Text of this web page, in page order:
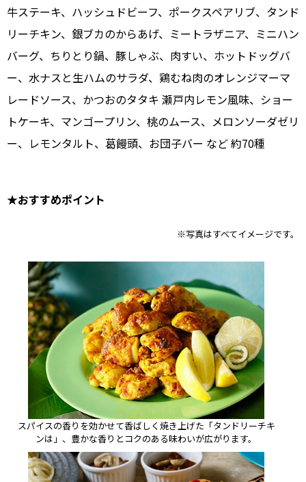
牛ステーキ、ハッシュドビーフ、ポークスペアリブ、タンド
リーチキン、銀ブカのからあげ、ミートラザニア、ミニハン
バーグ、ちりとり鍋、豚しゃぶ、肉すい、ホットドッグバ
ー、水ナスと生ハムのサラダ、鶏むね肉のオレンジマーマ
レードソース、かつおのタタキ 瀬戸内レモン風味、ショー
トケーキ、マンゴープリン、桃のムース、メロンソーダゼリ
ー、レモンタルト、葛饅頭、お団子バー など 約70種
★おすすめポイント
※写真はすべてイメージです。
スパイスの香りを効かせて香ばしく焼き上げた「タンドリーチキ
ンは」、豊かな香りとコクのある味わいが広がります。